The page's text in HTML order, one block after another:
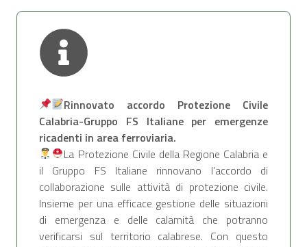
Rinnovato accordo Protezione Civile
Calabria-Gruppo FS Italiane per emergenze
ricadenti in area ferroviaria.
La Protezione Civile della Regione Calabria e
il Gruppo FS Italiane rinnovano l’accordo di
collaborazione sulle attività di protezione civile.
Insieme per una efficace gestione delle situazioni
di emergenza e delle calamità che potranno
verificarsi sul territorio calabrese. Con questo